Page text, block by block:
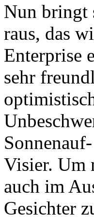
Nun bringt
raus, das
Enterprise
sehr
Visier. Um
auch im
Gesichter